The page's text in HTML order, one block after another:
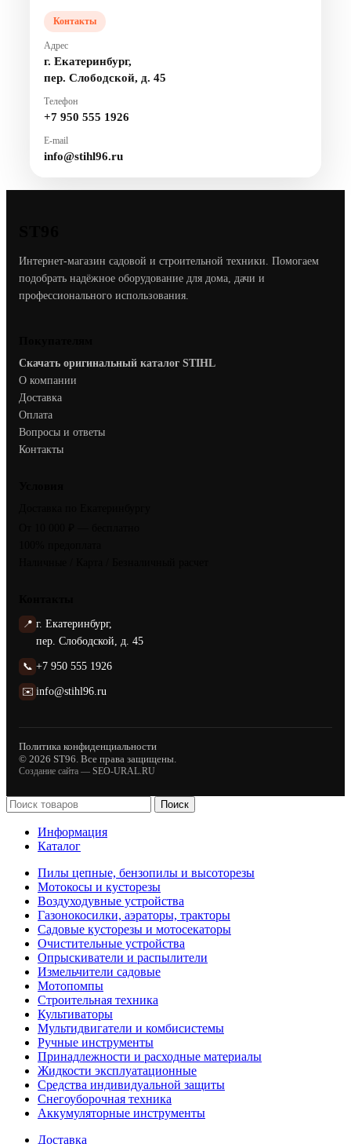
Контакты
Адрес
г. Екатеринбург,
пер. Слободской, д. 45
Телефон
+7 950 555 1926
E-mail
info@stihl96.ru
Интернет-магазин садовой и строительной техники. Помогаем
подобрать надёжное оборудование для дома, дачи и
профессионального использования.
Скачать оригинальный каталог STIHL
О компании
Доставка
Оплата
Вопросы и ответы
Контакты
📍 г. Екатеринбург,
пер. Слободской, д. 45
📞 +7 950 555 1926
✉️ info@stihl96.ru
Политика конфиденциальности
© 2026 ST96. Все права защищены.
Создание сайта — SEO-URAL.RU
Поиск
Информация
Каталог
Пилы цепные, бензопилы и высоторезы
Мотокосы и кусторезы
Воздуходувные устройства
Газонокосилки, аэраторы, тракторы
Садовые кусторезы и мотосекаторы
Очистительные устройства
Опрыскиватели и распылители
Измельчители садовые
Мотопомпы
Строительная техника
Культиваторы
Мультидвигатели и комбисистемы
Ручные инструменты
Принадлежности и расходные материалы
Жидкости эксплуатационные
Средства индивидуальной защиты
Снегоуборочная техника
Аккумуляторные инструменты
Доставка